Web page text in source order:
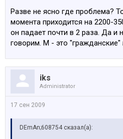
Разве не ясно где проблема?
момента приходится на 2200-
он падает почти в 2 раза. Да и
говорим. М - это
iks
Administrator
17 сен 2009
DEmAn;608754 сказал(а):